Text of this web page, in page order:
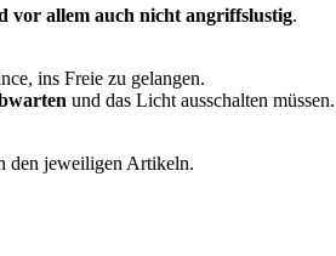
vor allem auch nicht angriffslustig.
ins Freie zu gelangen.
und das Licht ausschalten müssen.
den jeweiligen Artikeln.